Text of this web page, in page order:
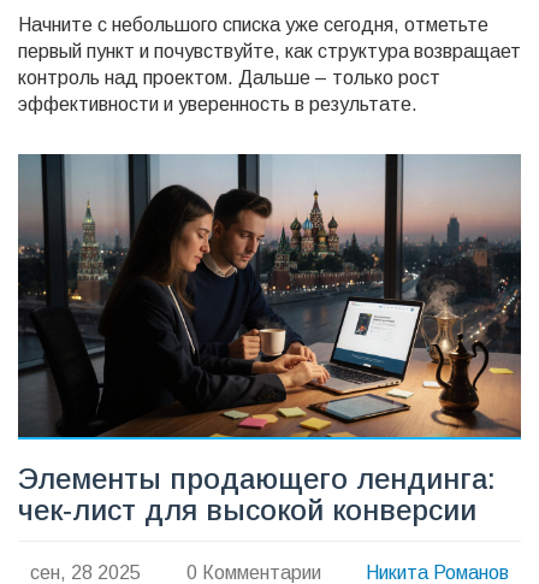
Начните с небольшого списка уже сегодня, отметьте
первый пункт и почувствуйте, как структура возвращает
контроль над проектом. Дальше – только рост
эффективности и уверенность в результате.
Элементы продающего лендинга:
чек‑лист для высокой конверсии
сен, 28 2025 0 Комментарии Никита Романов